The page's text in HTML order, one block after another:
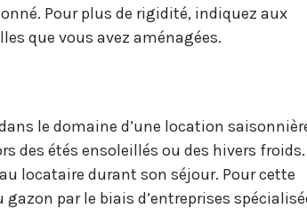
Pour plus de rigidité, indiquez aux
que vous avez aménagées.
le domaine d’une location
des étés ensoleillés ou des hivers
locataire durant son séjour. Pour cette
par le biais d’entreprises